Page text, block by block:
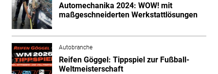
Automechanika 2024: WOW! mit
maßgeschneiderten Werkstattlösungen
Autobranche
Reifen Göggel: Tippspiel zur Fußball-
Weltmeisterschaft